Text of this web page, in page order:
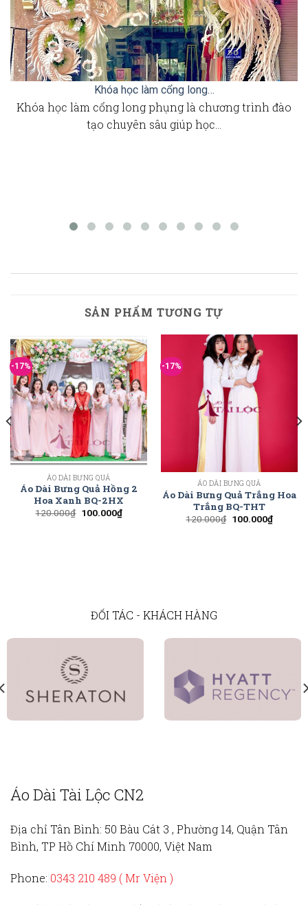
Khóa học làm cổng long…
Khóa học làm cổng long phụng là chương trình đào
tạo chuyên sâu giúp học…
SẢN PHẨM TƯƠNG TỰ
-17%
ÁO DÀI BƯNG QUẢ
Áo Dài Bưng Quả Hồng 2
Hoa Xanh BQ-2HX
120.000₫ 100.000₫
-17%
ÁO DÀI BƯNG QUẢ
Áo Dài Bưng Quả Trắng Hoa
Trắng BQ-THT
120.000₫ 100.000₫
ĐỐI TÁC - KHÁCH HÀNG
Áo Dài Tài Lộc CN2
Địa chỉ Tân Bình: 50 Bàu Cát 3 , Phường 14, Quận Tân
Bình, TP Hồ Chí Minh 70000, Việt Nam
Phone: 0343 210 489 ( Mr Viện )